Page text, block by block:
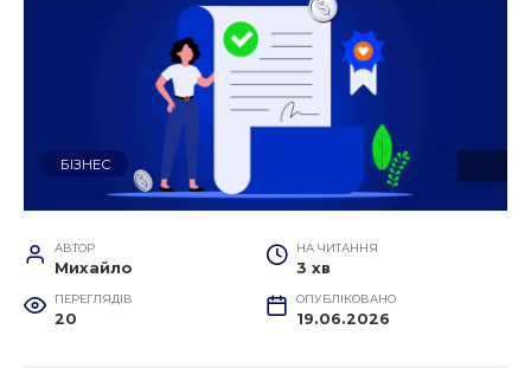
БІЗНЕС
АВТОР
Михайло
НА ЧИТАННЯ
3 хв
ПЕРЕГЛЯДІВ
20
ОПУБЛІКОВАНО
19.06.2026